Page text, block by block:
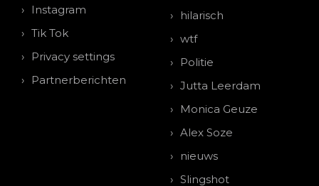
Instagram
Tik Tok
Privacy settings
Partnerberichten
hilarisch
wtf
Politie
Jutta Leerdam
Monica Geuze
Alex Soze
nieuws
Slingshot